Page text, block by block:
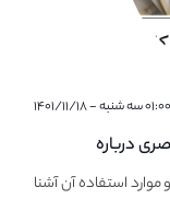
۰۱:۰۰ سه شنبه - ۱۴۰۱/۱۱/۱۸
درباره
موارد استفاده آن آشنا